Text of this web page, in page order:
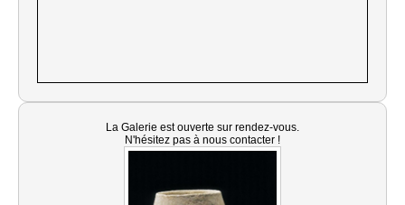
La Galerie est ouverte sur rendez-vous.
N'hésitez pas à nous contacter !